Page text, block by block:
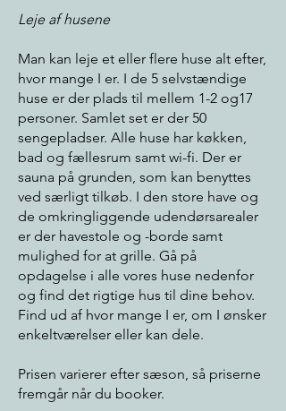
Leje af husene
Man kan leje et eller flere huse alt efter,
hvor mange I er. I de 5 selvstændige
huse er der plads til mellem 1-2 og17
personer. Samlet set er der 50
sengepladser. Alle huse har køkken,
bad og fællesrum samt wi-fi. Der er
sauna på grunden, som kan benyttes
ved særligt tilkøb. I den store have og
de omkringliggende udendørsarealer
er der havestole og -borde samt
mulighed for at grille. Gå på
opdagelse i alle vores huse nedenfor
og find det rigtige hus til dine behov.
Find ud af hvor mange I er, om I ønsker
enkeltværelser eller kan dele.
​Prisen varierer efter sæson, så priserne
fremgår når du booker.